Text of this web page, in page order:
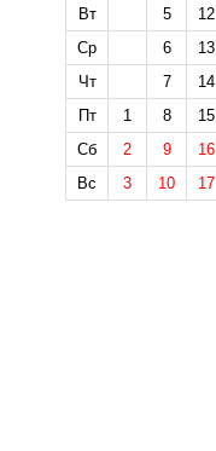
Вт
5 12
Ср
6 13
Чт
7 14
Пт
1 8 15
Сб
2 9 16
Вс
3 10 17